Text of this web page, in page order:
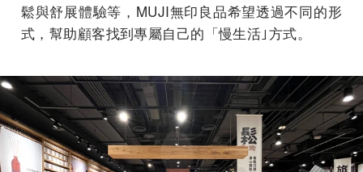
鬆與舒展體驗等，MUJI無印良品希望透過不同的形
式，幫助顧客找到專屬自己的「慢生活｣方式。